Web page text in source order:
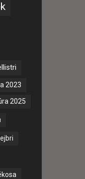
2023
2025